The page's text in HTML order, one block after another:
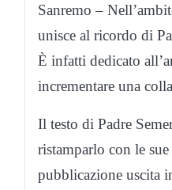
Sanremo –
unisce al ricordo di
È infatti dedicato
incrementare una
Il testo di Padre
ristamparlo con le
pubblicazione uscita